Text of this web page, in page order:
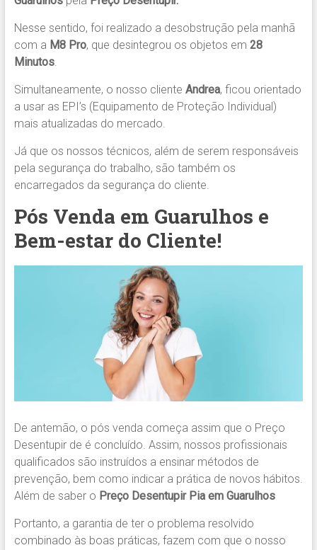
Nesse sentido, foi realizado a desobstrução pela manhã
com a M8 Pro, que desintegrou os objetos em 28
Minutos.
Simultaneamente, o nosso cliente Andrea, ficou orientado
a usar as EPI’s (Equipamento de Proteção Individual)
mais atualizadas do mercado.
Já que os nossos técnicos, além de serem responsáveis
pela segurança do trabalho, são também os
encarregados da segurança do cliente.
Pós Venda em Guarulhos e
Bem-estar do Cliente!
De antemão, o pós venda começa assim que o Preço
Desentupir de é concluído. Assim, nossos profissionais
qualificados são instruídos a ensinar métodos de
prevenção, bem como indicar a prática de novos hábitos.
Além de saber o Preço Desentupir Pia em Guarulhos
Portanto, a garantia de ter o problema resolvido
combinado às boas práticas, fazem com que o nosso